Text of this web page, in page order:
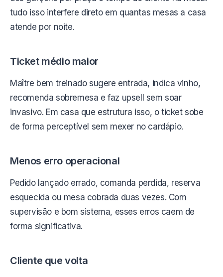
tudo isso interfere direto em quantas mesas a casa
atende por noite.
Ticket médio maior
Maître bem treinado sugere entrada, indica vinho,
recomenda sobremesa e faz upsell sem soar
invasivo. Em casa que estrutura isso, o ticket sobe
de forma perceptível sem mexer no cardápio.
Menos erro operacional
Pedido lançado errado, comanda perdida, reserva
esquecida ou mesa cobrada duas vezes. Com
supervisão e bom sistema, esses erros caem de
forma significativa.
Cliente que volta